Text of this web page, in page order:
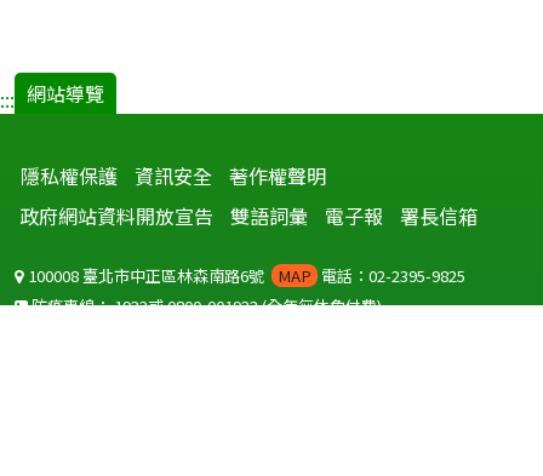
::: 網站導覽
隱私權保護 資訊安全 著作權聲明
政府網站資料開放宣告
雙語詞彙 電子報 署長信箱
100008 臺北市中正區林森南路6號 MAP 電話：02-2395-9825
防疫專線：1922或0800-001922(全年無休免付費)